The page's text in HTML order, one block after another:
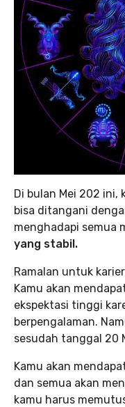
Di bulan Mei 202 ini,
bisa ditangani
menghadapi semua
yang stabil.
Ramalan untuk
Kamu akan
ekspektasi tinggi
berpengalaman.
sesudah tanggal 20
Kamu akan
dan semua akan
kamu harus